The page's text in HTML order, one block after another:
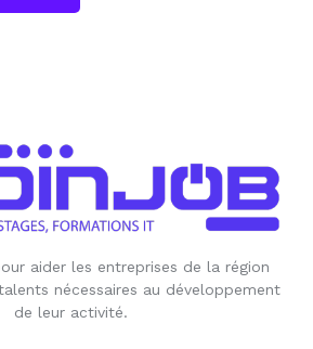
aider les entreprises de la région
nécessaires au développement
de leur activité.